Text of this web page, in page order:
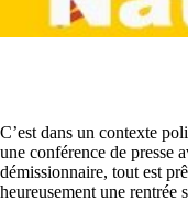
C’est dans un contexte
une conférence de presse
démissionnaire, tout est
heureusement une rentrée